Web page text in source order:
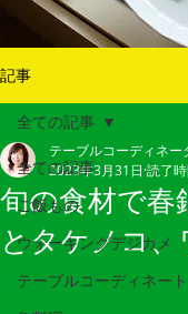
記事
全ての記事
ご飯もの
ウォーキングデジカメ
テーブルコーディネート
全ての記事
旬の食材で
とタケノコ、
テーブルコーディネー
2023年3月31日 読了